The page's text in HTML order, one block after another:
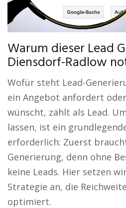
Warum dieser Lead
Diensdorf-Radlow
Wofür steht Lead-
ein Angebot anfordert
wünscht, zählt als Lead.
lassen, ist ein
erforderlich: Zuerst
Generierung, denn ohne
keine Leads. Hier setzen
Strategie an, die
optimiert.